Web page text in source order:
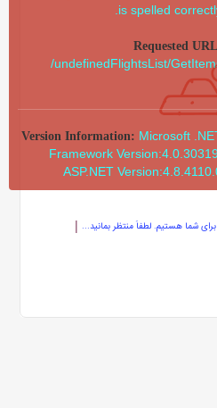
شما هستیم. لطفاً منتظر بمانید...
is spelled
Requested
/undefinedFlightsList/
Version Information: Microsoft
Framework
ASP.NET